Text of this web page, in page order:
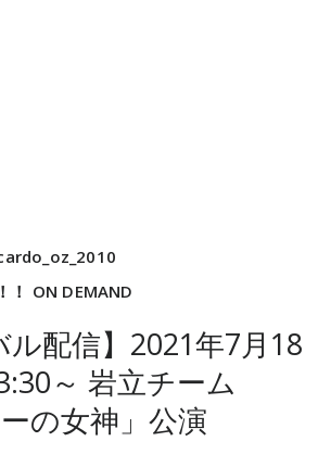
！ ON DEMAND
ル配信】2021年7月18
～ 岩立チーム
の女神」公演